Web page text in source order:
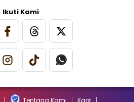
Ikuti Kami
Tentang Kami Karir